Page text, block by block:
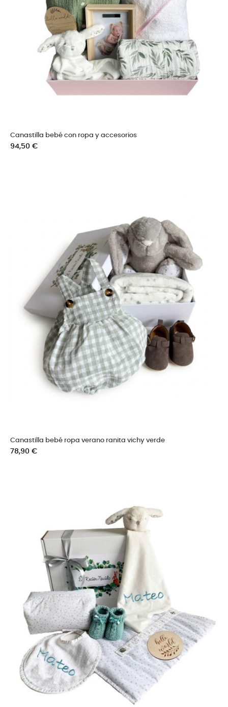
Canastilla bebé con ropa y accesorios
Precio
94,50 €
Canastilla bebé ropa verano ranita vichy verde
Precio
78,90 €